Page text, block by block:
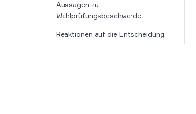
Aussagen zu
Wahlprüfungsbeschwerde
Reaktionen auf die Entscheidung